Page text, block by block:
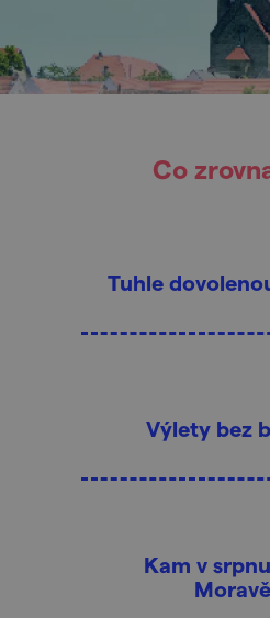
Co
Tuhle
Výlety bez
Kam v
Moravě